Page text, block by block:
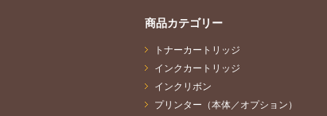
商品カテゴリー
トナーカートリッジ
インクカートリッジ
インクリボン
プリンター（本体／オプション）